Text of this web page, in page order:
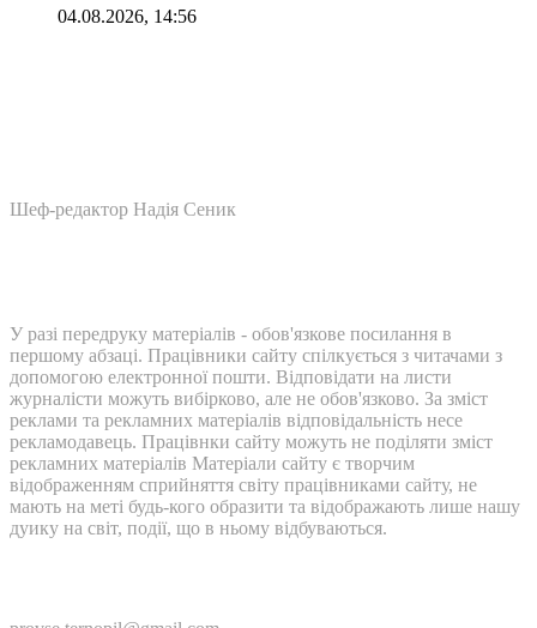
04.08.2026, 14:56
Шеф-редактор Надія Сеник
У разі передруку матеріалів - обов'язкове посилання в
першому абзаці. Працівники сайту спілкується з читачами з
допомогою електронної пошти. Відповідати на листи
журналісти можуть вибірково, але не обов'язково. За зміст
реклами та рекламних матеріалів відповідальність несе
рекламодавець. Працівнки сайту можуть не поділяти зміст
рекламних матеріалів Матеріали сайту є творчим
відображенням сприйняття світу працівниками сайту, не
мають на меті будь-кого образити та відображають лише нашу
дуику на світ, події, що в ньому відбуваються.